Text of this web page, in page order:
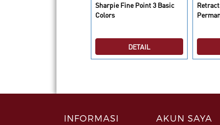
Sharpie Fine Point 3 Basic
Colors
DETAIL
INFORMASI AKUN SAYA